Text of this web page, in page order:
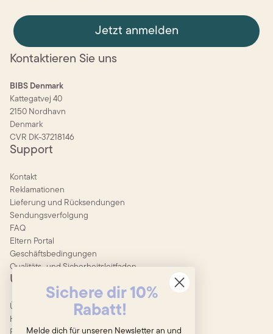
Kontaktieren Sie uns
BIBS Denmark
Kattegatvej 40
2150 Nordhavn
Denmark
CVR DK-37218146
Support
Kontakt
Reklamationen
Lieferung und Rücksendungen
Sendungsverfolgung
FAQ
Eltern Portal
Geschäftsbedingungen
Qualitäts- und Sicherheitsleitfaden
Unternehmen
Über BIBS
Händler werden
Jetzt anmelden
Sichere dir 10%
Rabatt!
Melde dich für unseren Newsletter an und